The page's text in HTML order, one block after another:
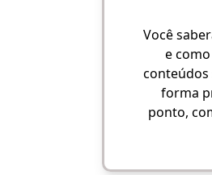
Você
e
conteúdos
forma
ponto,